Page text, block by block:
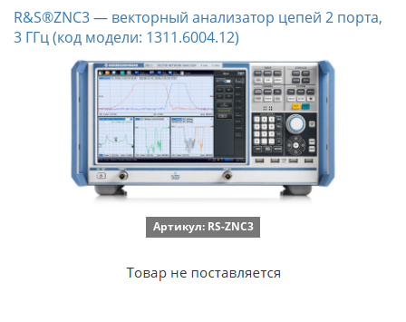
R&S®ZNC3 — векторный анализатор цепей 2 порта,
3 ГГц (код модели: 1311.6004.12)
Артикул: RS-ZNC3